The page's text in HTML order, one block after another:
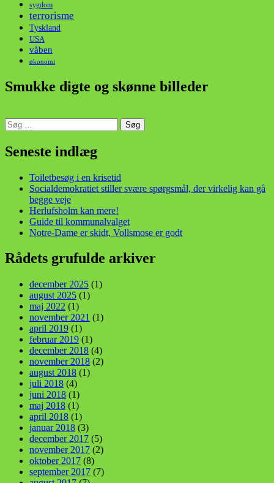
sygdom
terrorisme
Tyskland
USA
våben
økonomi
Smukke digte og skønne billeder
Søg
efter:
Seneste indlæg
Toiletbesøg i en krisetid
Socialdemokratiet stiller svære spørgsmål, der virkelig kan gå
begge veje
Herlufsholm kan mere!
Guide til kommunalvalget
Notre-Dame er skidt, Vollsmose er godt
Rådets grufulde arkiver
december 2025 (1)
august 2025 (1)
maj 2022 (1)
november 2021 (1)
april 2019 (1)
februar 2019 (1)
december 2018 (4)
november 2018 (2)
august 2018 (1)
juli 2018 (4)
juni 2018 (1)
maj 2018 (1)
april 2018 (1)
januar 2018 (3)
december 2017 (5)
november 2017 (2)
oktober 2017 (8)
september 2017 (7)